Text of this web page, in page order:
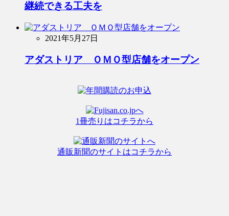
継続できる工夫を
2021年5月27日
アダストリア ＯＭＯ型店舗をオープン
1冊売りはコチラから
通販新聞のサイトはコチラから